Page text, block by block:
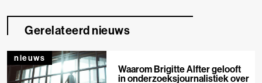
Gerelateerd nieuws
nieuws
Waarom Brigitte Alfter gelooft
in onderzoeksjournalistiek over